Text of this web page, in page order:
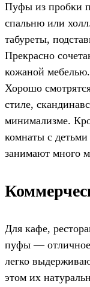
Пуфы из пробки
спальню или
табуреты,
Прекрасно
кожаной мебелью.
Хорошо
стиле,
минимализме.
комнаты с
занимают много
Для кафе,
пуфы —
легко
этом их